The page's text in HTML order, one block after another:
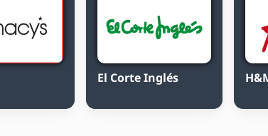
El Corte Inglés